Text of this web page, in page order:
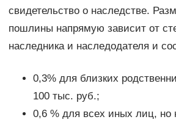
свидетельство о наследстве.
пошлины напрямую зависит от
наследника и наследодателя и
0,3% для близких
100 тыс. руб.;
0,6 % для всех иных лиц,